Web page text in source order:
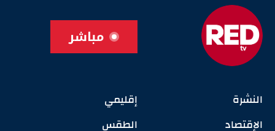
مباشر
النشرة
الإقتصاد
إقليمي
الطقس